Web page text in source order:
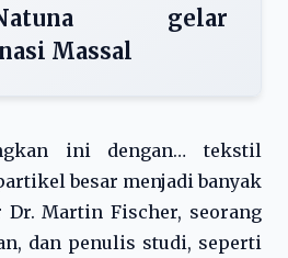
Natuna gelar
Massal
ini dengan… tekstil
besar menjadi banyak
Martin Fischer, seorang
dan penulis studi, seperti